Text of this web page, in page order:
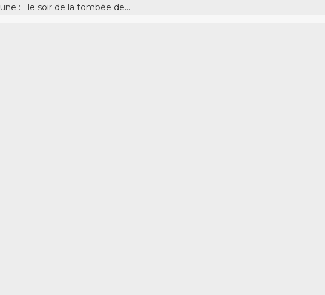
: le soir de la tombée de…